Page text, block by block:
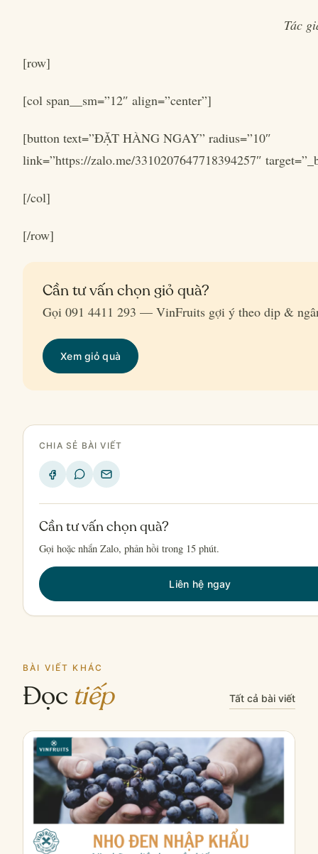
Tác
[row]
[col span__sm=”12″ align=”center”]
[button text=”ĐẶT HÀNG NGAY” radius=”10″
link=”https://zalo.me/3310207647718394257″
[/col]
[/row]
Cần tư vấn chọn giỏ quà?
Gọi 091 4411 293 — VinFruits gợi ý theo dịp &
Xem giỏ quà
CHIA SẺ BÀI VIẾT
Cần tư vấn chọn quà?
Gọi hoặc nhắn Zalo, phản hồi trong 15 phút.
Liên hệ ngay
BÀI VIẾT KHÁC
Đọc tiếp Tất cả bài viết